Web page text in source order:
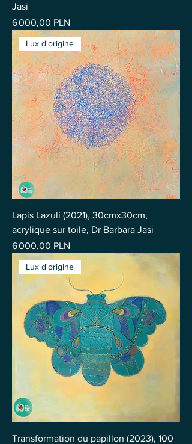
Jasi
Prix
6 000,00 PLN
Lux d'origine
Lapis Lazuli (2021), 30cmx30cm,
acrylique sur toile, Dr Barbara Jasi
Prix
6 000,00 PLN
Lux d'origine
Transformation du papillon (2023), 100